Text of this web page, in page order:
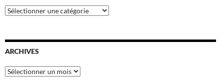
Catégories
ARCHIVES
Archives